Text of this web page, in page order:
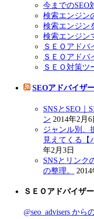
今までのSEO
検索エンジン
検索エンジン
検索エンジン
ＳＥＯアドバ
ＳＥＯアドバ
ＳＥＯ対策ツ
SEOアドバイザ
SNSとSEO｜
ン 2014年2月6
ジャンル別、
見えてくる【
年2月3日
SNSとリンク
の整理。
ＳＥＯアドバイザ
@seo_advisers から